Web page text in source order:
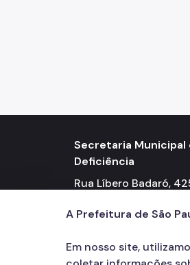
Secretaria Municipal
Deficiência
Rua Líbero Badaró,
(exceto feriados), das
A Prefeitura de São
Em nosso site,